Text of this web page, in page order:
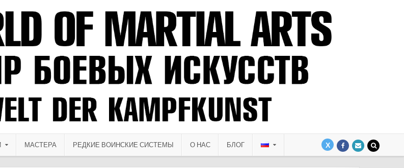
МАСТЕРА РЕДКИЕ ВОИНСКИЕ СИСТЕМЫ О НАС БЛОГ